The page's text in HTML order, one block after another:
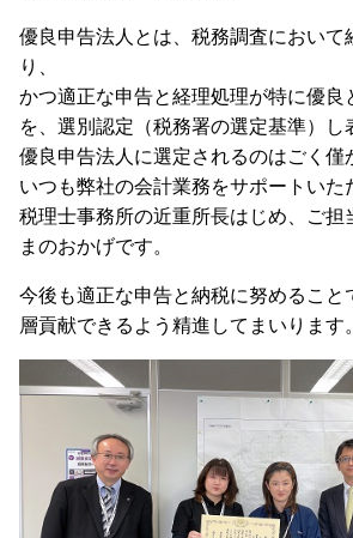
優良申告法人とは、税務調査において
り、
かつ適正な申告と経理処理が特に優良
を、選別認定（税務署の選定基準）し
優良申告法人に選定されるのはごく僅
いつも弊社の会計業務をサポートいた
税理士事務所の近重所長はじめ、ご担
まのおかげです。
今後も適正な申告と納税に努めること
層貢献できるよう精進してまいります。